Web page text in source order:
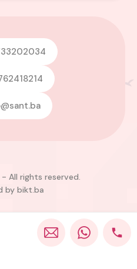
All rights reserved.
by bikt.ba